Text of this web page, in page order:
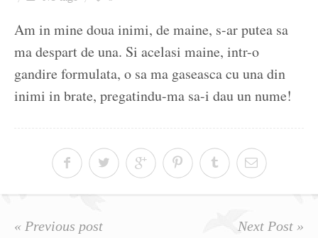
Am in mine doua inimi, de maine, s-ar putea sa
ma despart de una. Si acelasi maine, intr-o
gandire formulata, o sa ma gaseasca cu una din
inimi in brate, pregatindu-ma sa-i dau un nume!
« Previous post Next Post »